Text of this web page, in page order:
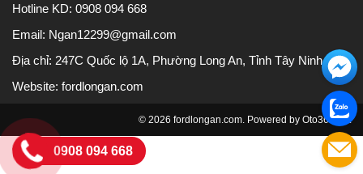
Hotline KD: 0908 094 668
Email: Ngan12299@gmail.com
Địa chỉ: 247C Quốc lộ 1A, Phường Long An, Tỉnh Tây Ninh
Website: fordlongan.com
© 2026 fordlongan.com. Powered by Oto360.net
0908 094 668